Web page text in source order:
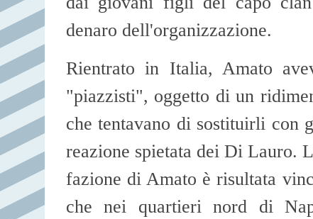
denaro dell'organizzazione.
Rientrato in Italia, Amato
"piazzisti", oggetto di un
che tentavano di sostituirli con
reazione spietata dei Di Lauro.
fazione di Amato è risultata
che nei quartieri nord di